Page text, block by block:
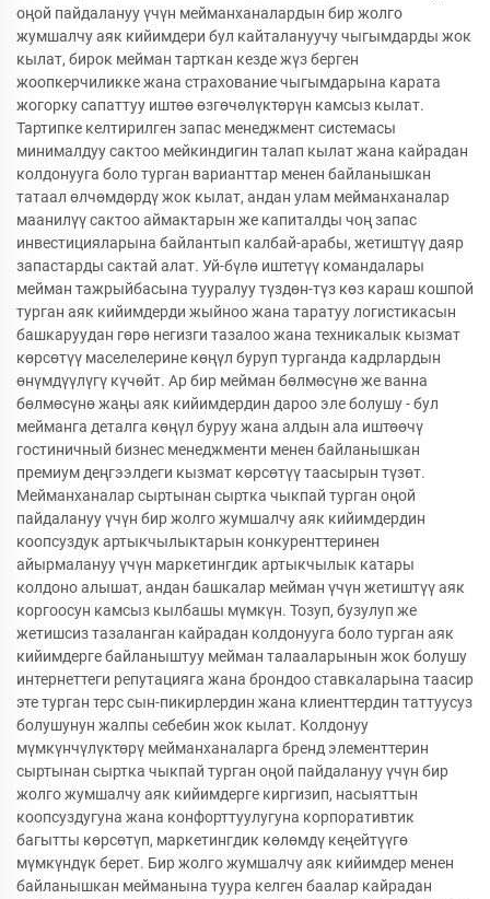
оңой пайдалануу үчүн мейманханалардын бир жолго
жумшалчу аяк кийимдери бул кайталануучу чыгымдарды жок
кылат, бирок мейман тарткан кезде жүз берген
жоопкерчиликке жана страхование чыгымдарына карата
жогорку сапаттуу иштөө өзгөчөлүктөрүн камсыз кылат.
Тартипке келтирилген запас менеджмент системасы
минималдуу сактоо мейкиндигин талап кылат жана кайрадан
колдонууга боло турган варианттар менен байланышкан
татаал өлчөмдөрдү жок кылат, андан улам мейманханалар
маанилүү сактоо аймактарын же капиталды чоң запас
инвестицияларына байлантып калбай-арабы, жетиштүү даяр
запастарды сактай алат. Уй-бүлө иштетүү командалары
мейман тажрыйбасына тууралуу түздөн-түз көз караш кошпой
турган аяк кийимдерди жыйноо жана таратуу логистикасын
башкаруудан гөрө негизги тазалоо жана техникалык кызмат
көрсөтүү маселелерине көңүл буруп турганда кадрлардын
өнүмдүүлүгү күчөйт. Ар бир мейман бөлмөсүнө же ванна
бөлмөсүнө жаңы аяк кийимдердин дароо эле болушу - бул
мейманга деталга көңүл буруу жана алдын ала иштөөчү
гостиничный бизнес менеджменти менен байланышкан
премиум деңгээлдеги кызмат көрсөтүү таасырын түзөт.
Мейманханалар сыртынан сыртка чыкпай турган оңой
пайдалануу үчүн бир жолго жумшалчу аяк кийимдердин
коопсуздук артыкчылыктарын конкуренттеринен
айырмалануу үчүн маркетингдик артыкчылык катары
колдоно алышат, андан башкалар мейман үчүн жетиштүү аяк
коргоосун камсыз кылбашы мүмкүн. Тозуп, бузулуп же
жетишсиз тазаланган кайрадан колдонууга боло турган аяк
кийимдерге байланыштуу мейман талааларынын жок болушу
интернеттеги репутацияга жана брондоо ставкаларына таасир
эте турган терс сын-пикирлердин жана клиенттердин таттуусуз
болушунун жалпы себебин жок кылат. Колдонуу
мүмкүнчүлүктөрү мейманханаларга бренд элементтерин
сыртынан сыртка чыкпай турган оңой пайдалануу үчүн бир
жолго жумшалчу аяк кийимдерге киргизип, насыяттын
коопсуздугуна жана конфорттуулугуна корпоративтик
багытты көрсөтүп, маркетингдик көлөмдү кеңейтүүгө
мүмкүндүк берет. Бир жолго жумшалчу аяк кийимдер менен
байланышкан мейманына туура келген баалар кайрадан